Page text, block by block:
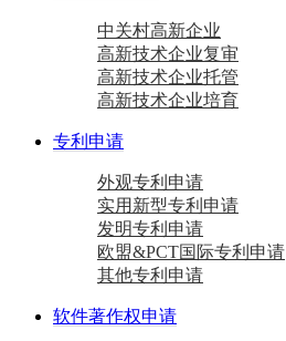
中关村高新企业
高新技术企业复审
高新技术企业托管
高新技术企业培育
专利申请
外观专利申请
实用新型专利申请
发明专利申请
欧盟&PCT国际专利申请
其他专利申请
软件著作权申请